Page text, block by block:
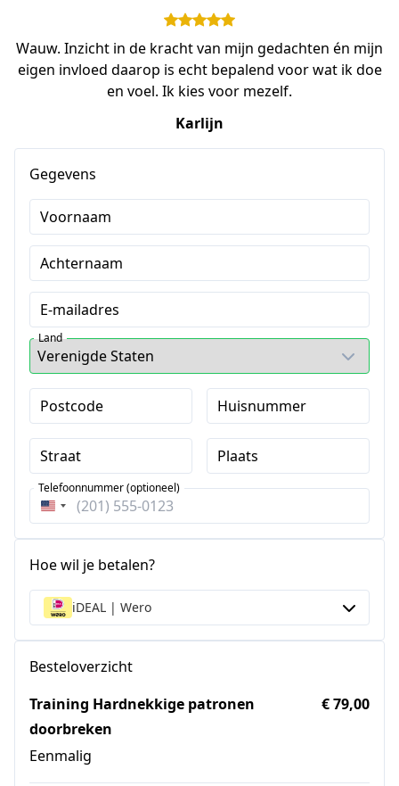
Wauw. Inzicht in de kracht van mijn gedachten én mijn
eigen invloed daarop is echt bepalend voor wat ik doe
en voel. Ik kies voor mezelf.
Karlijn
Gegevens
Voornaam
Achternaam
E-mailadres
Land
Postcode Huisnummer
Straat Plaats
Verenigde
Telefoonnummer (optioneel)
Hoe wil je betalen?
iDEAL | Wero
Besteloverzicht
Training Hardnekkige patronen
doorbreken
Eenmalig
€ 79,00